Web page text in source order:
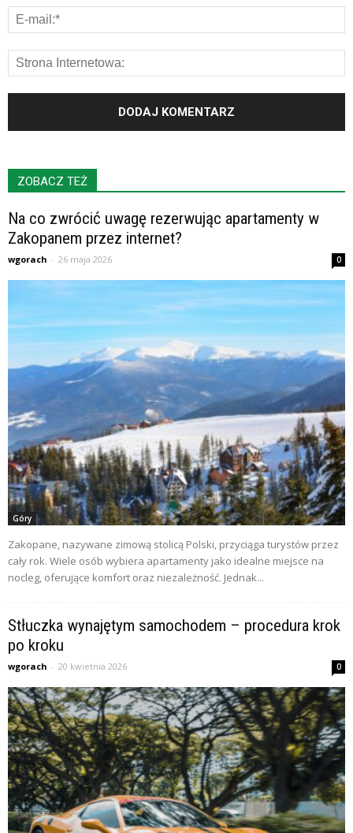
ZOBACZ TEŻ
Na co zwrócić uwagę rezerwując apartamenty w
Zakopanem przez internet?
wgorach - 26 maja 2026 0
Góry
Zakopane, nazywane zimową stolicą Polski, przyciąga turystów przez
cały rok. Wiele osób wybiera apartamenty jako idealne miejsce na
nocleg, oferujące komfort oraz niezależność. Jednak...
Stłuczka wynajętym samochodem – procedura krok
po kroku
wgorach - 20 kwietnia 2026 0